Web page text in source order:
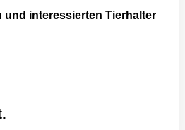
und interessierten Tierhalter